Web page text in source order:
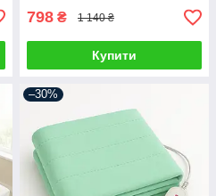
798 ₴ 1 140 ₴
Купити
–30%